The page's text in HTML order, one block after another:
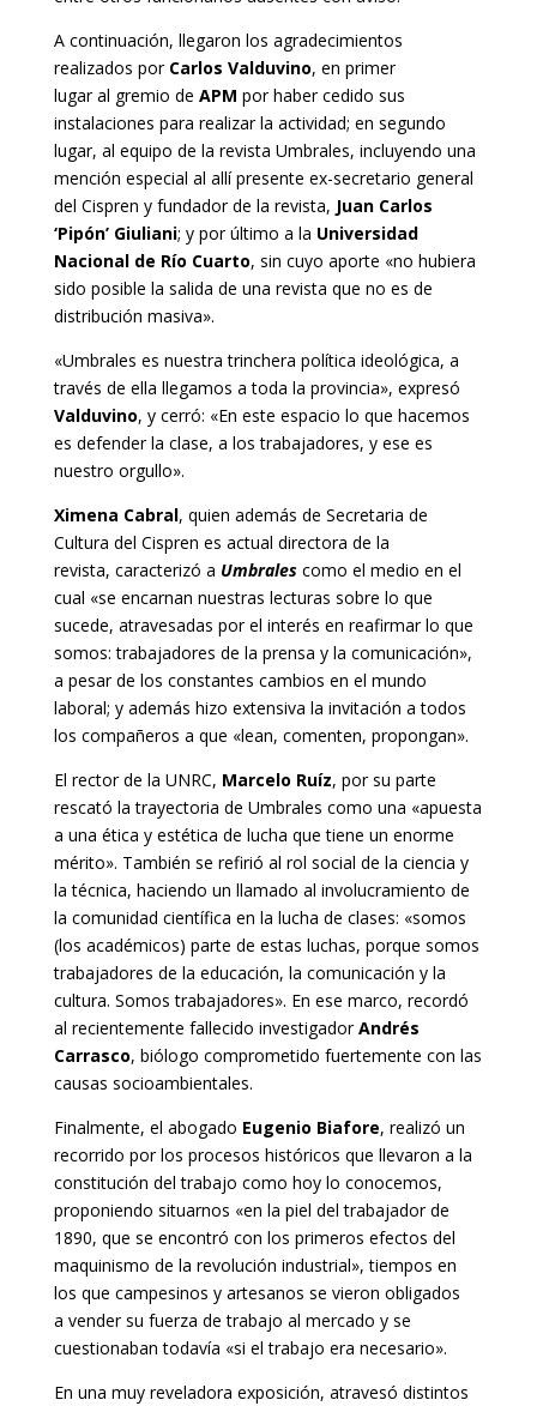
A continuación, llegaron los agradecimientos
realizados por Carlos Valduvino, en primer
lugar al gremio de APM por haber cedido sus
instalaciones para realizar la actividad; en segundo
lugar, al equipo de la revista Umbrales, incluyendo una
mención especial al allí presente ex-secretario general
del Cispren y fundador de la revista, Juan Carlos
‘Pipón’ Giuliani; y por último a la Universidad
Nacional de Río Cuarto, sin cuyo aporte «no hubiera
sido posible la salida de una revista que no es de
distribución masiva».
«Umbrales es nuestra trinchera política ideológica, a
través de ella llegamos a toda la provincia», expresó
Valduvino, y cerró: «En este espacio lo que hacemos
es defender la clase, a los trabajadores, y ese es
nuestro orgullo».
Ximena Cabral, quien además de Secretaria de
Cultura del Cispren es actual directora de la
revista, caracterizó a Umbralescomo el medio en el
cual «se encarnan nuestras lecturas sobre lo que
sucede, atravesadas por el interés en reafirmar lo que
somos: trabajadores de la prensa y la comunicación»,
a pesar de los constantes cambios en el mundo
laboral; y además hizo extensiva la invitación a todos
los compañeros a que «lean, comenten, propongan».
El rector de la UNRC, Marcelo Ruíz, por su parte
rescató la trayectoria de Umbrales como una «apuesta
a una ética y estética de lucha que tiene un enorme
mérito». También se refirió al rol social de la ciencia y
la técnica, haciendo un llamado al involucramiento de
la comunidad científica en la lucha de clases: «somos
(los académicos) parte de estas luchas, porque somos
trabajadores de la educación, la comunicación y la
cultura. Somos trabajadores». En ese marco, recordó
al recientemente fallecido investigadorAndrés
Carrasco, biólogo comprometido fuertemente con las
causas socioambientales.
Finalmente, el abogado Eugenio Biafore, realizó un
recorrido por los procesos históricos que llevaron a la
constitución del trabajo como hoy lo conocemos,
proponiendo situarnos «en la piel del trabajador de
1890, que se encontró con los primeros efectos del
maquinismo de la revolución industrial», tiempos en
los que campesinos y artesanos se vieron obligados
a vender su fuerza de trabajo al mercado y se
cuestionaban todavía «si el trabajo era necesario».
En una muy reveladora exposición, atravesó distintos